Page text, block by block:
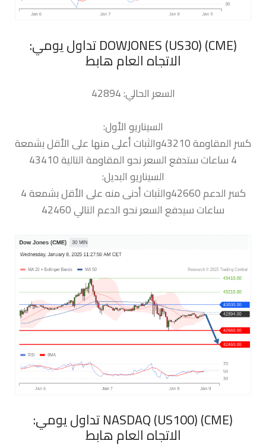
‏DOWJONES (US30) (CME) تداول يومي:
الاتجاه العام هابط
السعر الحالي: 42894
السيناريو الأول:
كسر المقاومة 43210والثبات أعلى منها على الأقل بشمعة
4 ساعات ستدفع السعر نحو المقاومة التالية 43410
السيناريو البديل:
كسر الدعم 42660والثبات أدنى منه على الأقل بشمعة 4
ساعات سيدفع السعر نحو الدعم التالي 42460
‏NASDAQ (US100) (CME) تداول يومي:
الاتجاه العام هابط